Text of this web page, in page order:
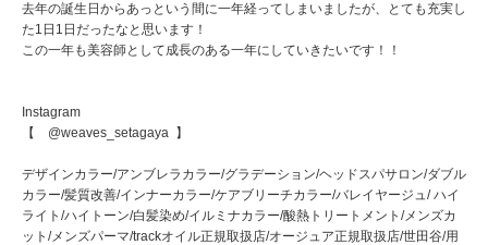
去年の誕生日からあっという間に一年経ってしまいましたが、とても充実し
た1日1日だったなと思います！
この一年も美容師として成長のある一年にしていきたいです！！
Instagram
【 @weaves_setagaya 】
デザインカラー/アンブレラカラー/グラデーション/ヘッドスパサロン/ダブル
カラー/髪質改善/インナーカラー/ケアブリーチカラー/バレイヤージュ/ ハイ
ライト/ハイトーン/白髪染め/イルミナカラー/酸熱トリートメント/メンズカ
ット/メンズパーマ/trackオイル正規取扱店/オージュア正規取扱店/世田谷/用